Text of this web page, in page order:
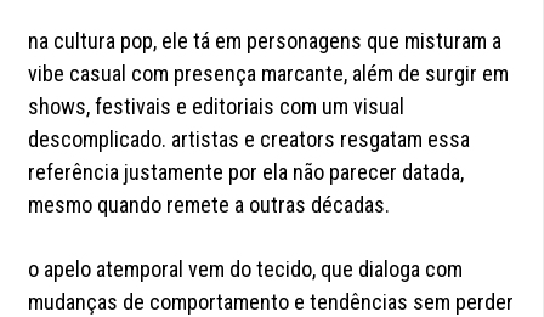
na cultura pop, ele tá em personagens que misturam a
vibe casual com presença marcante, além de surgir em
shows, festivais e editoriais com um visual
descomplicado. artistas e creators resgatam essa
referência justamente por ela não parecer datada,
mesmo quando remete a outras décadas.
o apelo atemporal vem do tecido, que dialoga com
mudanças de comportamento e tendências sem perder